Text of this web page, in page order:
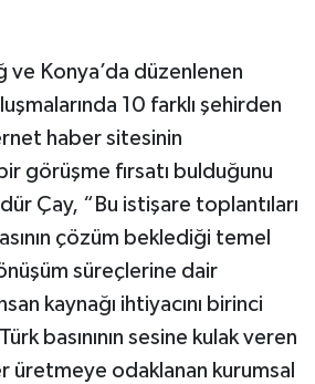
ve Konya’da düzenlenen
10 farklı şehirden
haber sitesinin
görüşme fırsatı bulduğunu
Çay, “Bu istişare toplantıları
çözüm beklediği temel
süreçlerine dair
kaynağı ihtiyacını birinci
basınının sesine kulak veren
üretmeye odaklanan kurumsal